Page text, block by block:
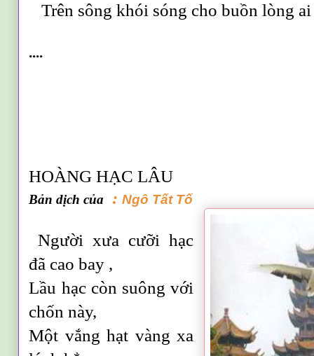
Trên sông khói sóng cho buồn lòng ai
....
HOÀNG HẠC LÂU
Bản dịch của :Ngô Tất Tố
Người xưa cưỡi hạc
đã cao bay ,
Lầu hạc còn suông với
chốn này,
Một vắng hạt vàng xa